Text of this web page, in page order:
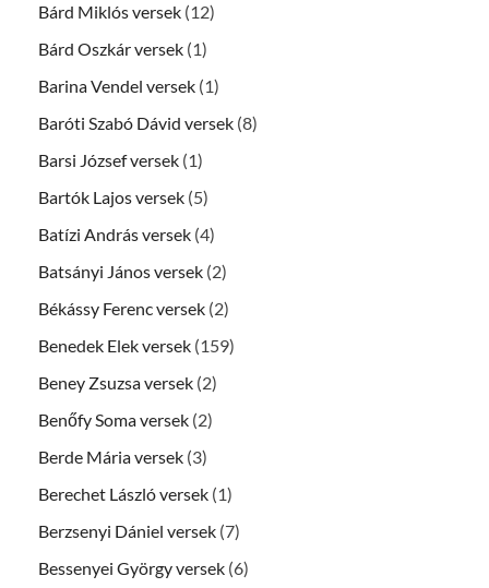
Bárd Miklós versek (12)
Bárd Oszkár versek (1)
Barina Vendel versek (1)
Baróti Szabó Dávid versek (8)
Barsi József versek (1)
Bartók Lajos versek (5)
Batízi András versek (4)
Batsányi János versek (2)
Békássy Ferenc versek (2)
Benedek Elek versek (159)
Beney Zsuzsa versek (2)
Benőfy Soma versek (2)
Berde Mária versek (3)
Berechet László versek (1)
Berzsenyi Dániel versek (7)
Bessenyei György versek (6)